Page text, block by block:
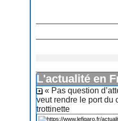
L'actualité en
« Pas question
veut rendre le port du
trottinette